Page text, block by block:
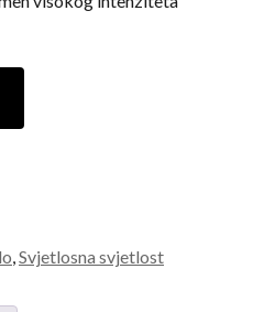
Svjetlosna svjetlost